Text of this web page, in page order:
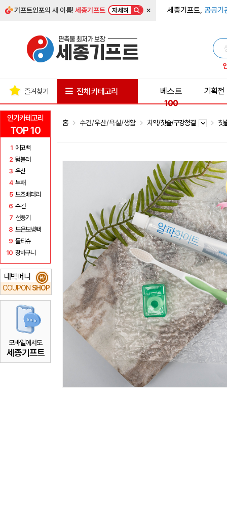
기프트인포의 새 이름!세종기프트 자세히 × 세종기프트, 공공기
인기카테고리
TOP 10
1 에코백
2 텀블러
3 우산
4 부채
5 보조배터리
6 수건
7 선풍기
8 보온보냉백
9 물티슈
10 장바구니
대박머니
COUPON SHOP
₩
모바일에서도
세종기프트
즐겨찾기 전체 카테고리
베스트
100
기획전
홈 수건/우산/욕실/생활 치약/칫솔/구강청결 칫